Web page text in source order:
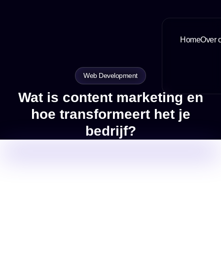
HomeOver
Web Development
Wat is content marketing en
hoe transformeert het je
bedrijf?